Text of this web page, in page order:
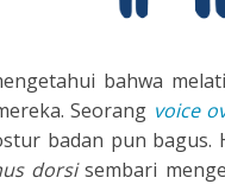
bahwa
Seorang voice
badan pun
dorsisembari